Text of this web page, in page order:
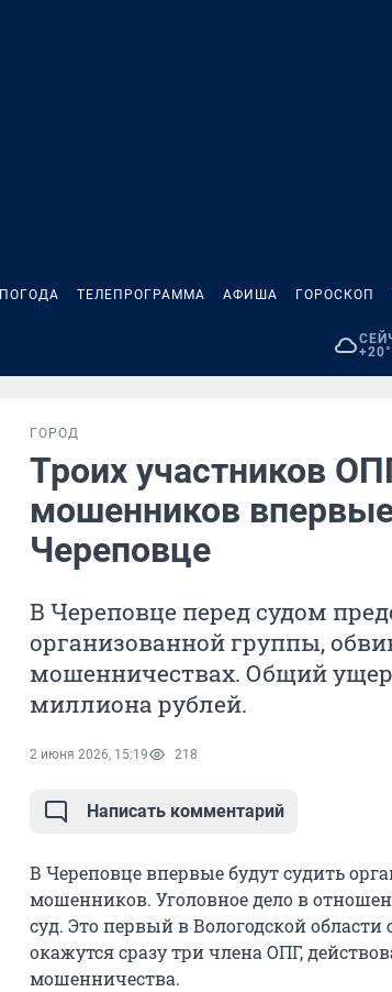
ПОГОДА ТЕЛЕПРОГРАММА АФИША ГОРОСКОП
ГОРОД
Троих участников
мошенников
Череповце
В Череповце перед судом
организованной группы,
мошенничествах. Общий
миллиона рублей.
2 июня 2026, 15:19 218
Написать комментарий
В Череповце впервые будут судить
мошенников. Уголовное дело в
суд. Это первый в Вологодской
окажутся сразу три члена ОПГ,
мошенничества.